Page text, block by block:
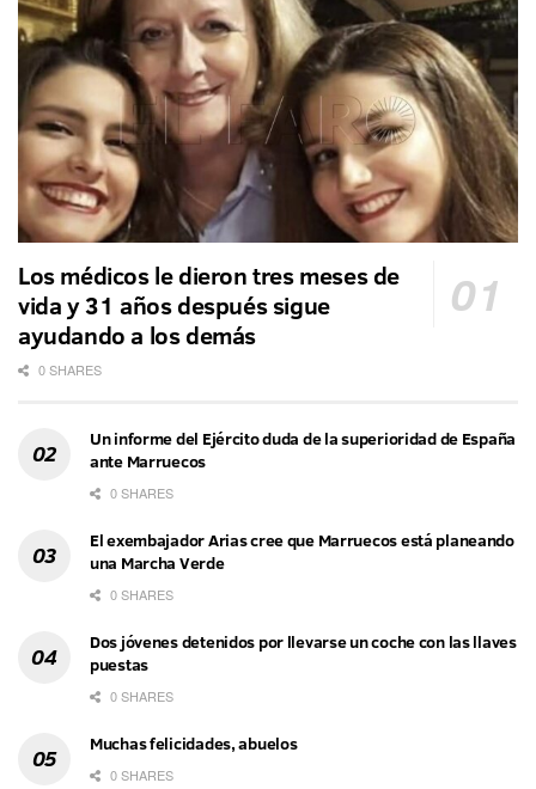
Los médicos le dieron tres meses de
vida y 31 años después sigue
ayudando a los demás
0 SHARES
Un informe del Ejército duda de la superioridad de España
ante Marruecos
0 SHARES
El exembajador Arias cree que Marruecos está planeando
una Marcha Verde
0 SHARES
Dos jóvenes detenidos por llevarse un coche con las llaves
puestas
0 SHARES
Muchas felicidades, abuelos
0 SHARES